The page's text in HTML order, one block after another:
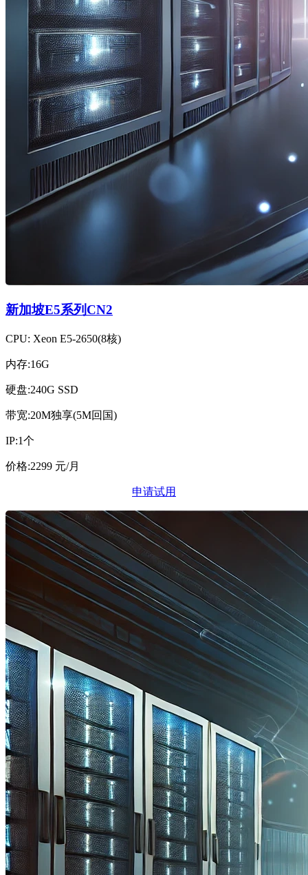
新加坡E5系列CN2
CPU: Xeon E5-2650(8核)
内存:16G
硬盘:240G SSD
带宽:20M独享(5M回国)
IP:1个
价格:2299 元/月
申请试用